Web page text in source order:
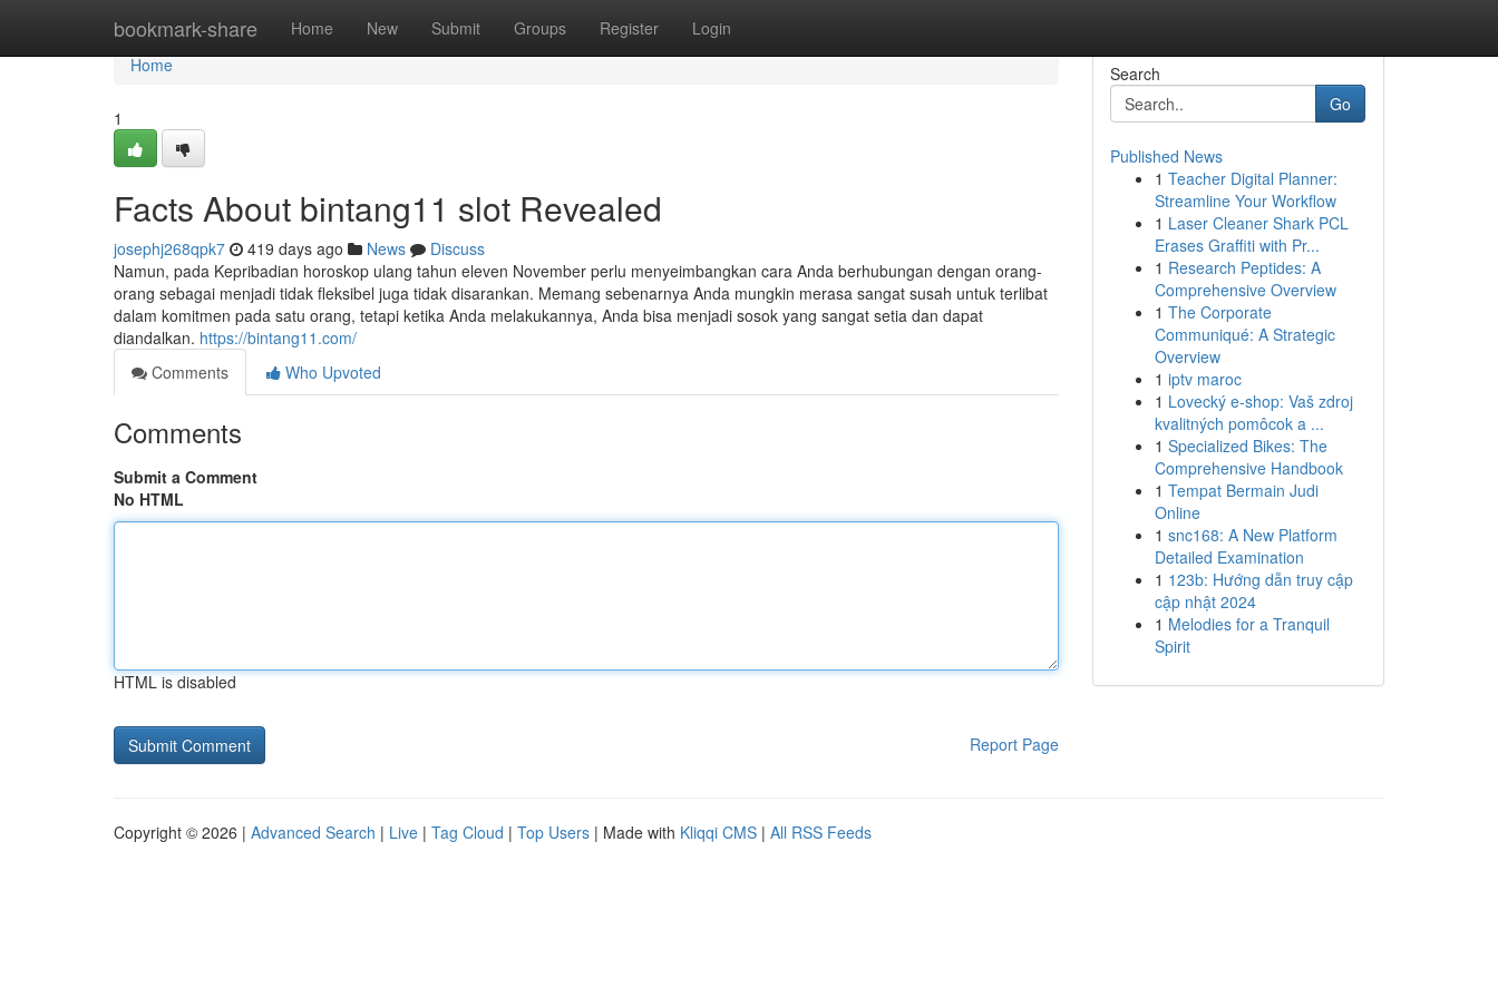
bookmark-share Home New Submit Groups Register Login
Home
Home
1
Facts About bintang11 slot Revealed
josephj268qpk7 419 days ago News
Discuss
Namun, pada Kepribadian horoskop ulang tahun eleven November perlu menyeimbangkan cara Anda berhubungan dengan orang-
orang sebagai menjadi tidak fleksibel juga tidak disarankan. Memang sebenarnya Anda mungkin merasa sangat susah untuk terlibat
dalam komitmen pada satu orang, tetapi ketika Anda melakukannya, Anda bisa menjadi sosok yang sangat setia dan dapat
diandalkan. https://bintang11.com/
Comments
Who Upvoted
Comments
Submit a Comment
No HTML
HTML is disabled
Report Page
Search
Go
Published News
1 Teacher Digital Planner:
Streamline Your Workflow
1 Laser Cleaner Shark PCL
Erases Graffiti with Pr...
1 Research Peptides: A
Comprehensive Overview
1 The Corporate
Communiqué: A Strategic
Overview
1 iptv maroc
1 Lovecký e-shop: Vaš zdroj
kvalitných pomôcok a ...
1 Specialized Bikes: The
Comprehensive Handbook
1 Tempat Bermain Judi
Online
1 snc168: A New Platform
Detailed Examination
1 123b: Hướng dẫn truy cập
cập nhật 2024
1 Melodies for a Tranquil
Spirit
Copyright © 2026 | Advanced Search | Live | Tag Cloud | Top Users | Made with Kliqqi CMS | All RSS Feeds